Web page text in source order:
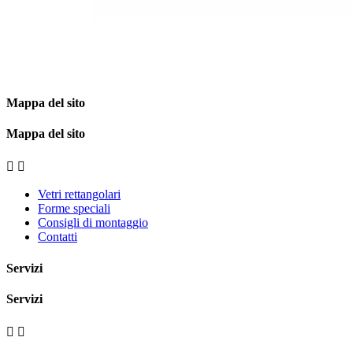
Mappa del sito
Mappa del sito
 
Vetri rettangolari
Forme speciali
Consigli di montaggio
Contatti
Servizi
Servizi
 